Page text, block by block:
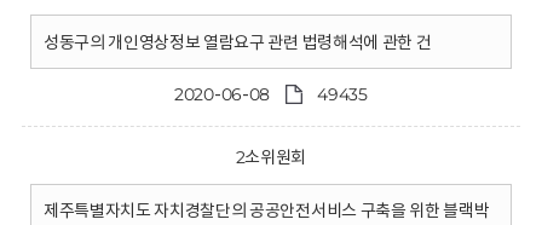
성동구의 개인영상정보 열람요구 관련 법령해석에 관한 건
2020-06-08 49435
2소위원회
제주특별자치도 자치경찰단의 공공안전서비스 구축을 위한 블랙박